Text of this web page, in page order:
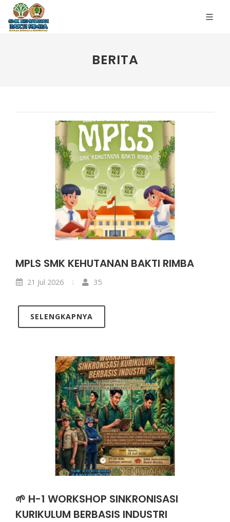
BERITA
MPLS SMK KEHUTANAN BAKTI RIMBA
21 Jul 2026 35
SELENGKAPNYA
🌱 H-1 WORKSHOP SINKRONISASI
KURIKULUM BERBASIS INDUSTRI